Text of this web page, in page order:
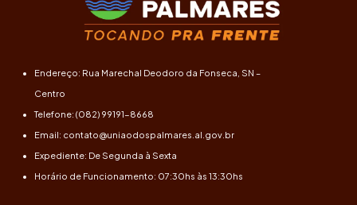
Endereço: Rua Marechal Deodoro da Fonseca, SN –
Centro
Telefone: (082) 99191-8668
Email: contato@uniaodospalmares.al.gov.br
Expediente: De Segunda à Sexta
Horário de Funcionamento: 07:30hs às 13:30hs